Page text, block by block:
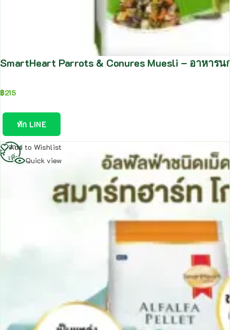
SmartHeart Parrots & Conures Muesli – อาหาร
฿215
ทัก LINE
Add to Wishlist
Quick view
อ่าน
เพิ่ม